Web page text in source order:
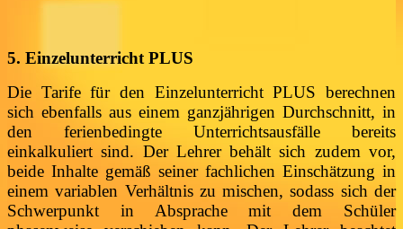
5. Einzelunterricht PLUS
Die Tarife für den Einzelunterricht PLUS berechnen
sich ebenfalls aus einem ganzjährigen Durchschnitt, in
den ferienbedingte Unterrichtsausfälle bereits
einkalkuliert sind. Der Lehrer behält sich zudem vor,
beide Inhalte gemäß seiner fachlichen Einschätzung in
einem variablen Verhältnis zu mischen, sodass sich der
Schwerpunkt in Absprache mit dem Schüler